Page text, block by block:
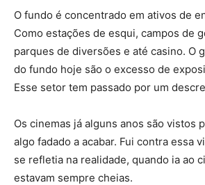
O fundo é concentrado em ativos de
Como estações de esqui, campos de
parques de diversões e até casino. O
do fundo hoje são o excesso de
Esse setor tem passado por um
Os cinemas já alguns anos são vistos
algo fadado a acabar. Fui contra essa
se refletia na realidade, quando ia ao
estavam sempre cheias.